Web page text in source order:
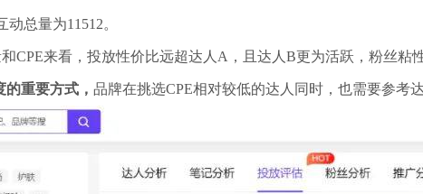
总量为11512。
CPE来看，投放性价比远超达人A，且达人B更为活跃，粉丝粘
重要方式， 品牌在挑选CPE相对较低的达人同时，也需要参考